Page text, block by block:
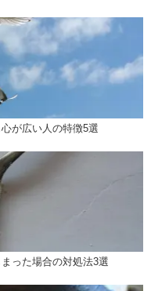
が広い人の特徴5選
った場合の対処法3選